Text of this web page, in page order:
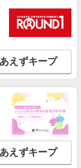
能力による） ※
定あり） ゜
+゜ 入社祝い金10
・゜+゜
を見る
えずキープ
えずキープ